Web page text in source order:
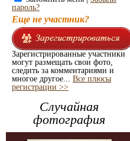
пароль?
Еще не участник?
Зарегистрированные участники
могут размещать свои фото,
следить за комментариями и
многое другое... Все плюсы
регистрации >>
Случайная
фотография